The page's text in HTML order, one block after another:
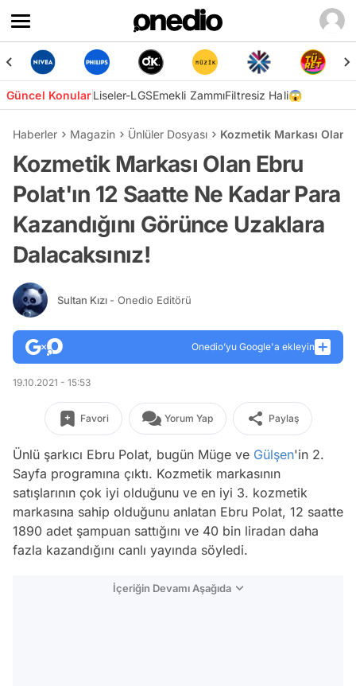
Güncel KonularLiseler-LGSEmekli ZammıFiltresiz Hali😱
Haberler Magazin Ünlüler Dosyası Kozmetik Markası Olan
Kozmetik Markası Olan Ebru
Polat'ın 12 Saatte Ne Kadar Para
Kazandığını Görünce Uzaklara
Dalacaksınız!
Sultan Kızı - Onedio Editörü
Onedio’yu Google'a ekleyin
19.10.2021 - 15:53
Favori Yorum Yap Paylaş
Ünlü şarkıcı Ebru Polat, bugün Müge ve Gülşen'in 2.
Sayfa programına çıktı. Kozmetik markasının
satışlarının çok iyi olduğunu ve en iyi 3. kozmetik
markasına sahip olduğunu anlatan Ebru Polat, 12 saatte
1890 adet şampuan sattığını ve 40 bin liradan daha
fazla kazandığını canlı yayında söyledi.
İçeriğin Devamı Aşağıda